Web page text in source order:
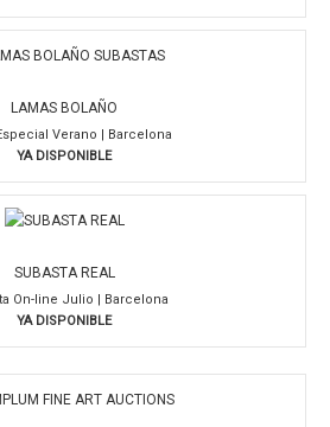
LAMAS BOLAÑO
Verano | Barcelona
YA DISPONIBLE
SUBASTA REAL
On-line Julio | Barcelona
YA DISPONIBLE